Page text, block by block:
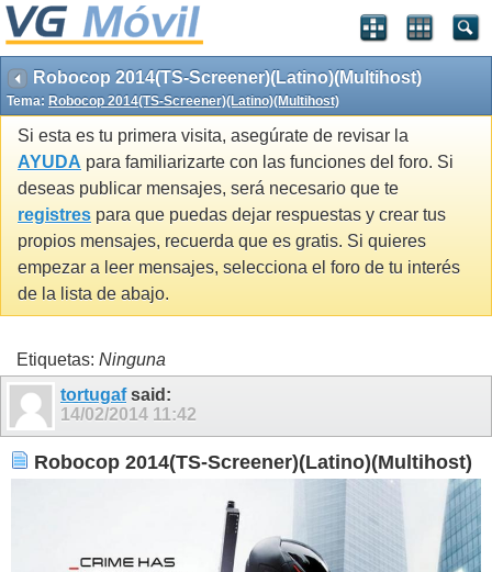
Robocop 2014(TS-Screener)(Latino)(Multihost)
Tema: Robocop 2014(TS-Screener)(Latino)(Multihost)
Si esta es tu primera visita, asegúrate de revisar la
AYUDA para familiarizarte con las funciones del foro. Si
deseas publicar mensajes, será necesario que te
registres para que puedas dejar respuestas y crear tus
propios mensajes, recuerda que es gratis. Si quieres
empezar a leer mensajes, selecciona el foro de tu interés
de la lista de abajo.
Etiquetas: Ninguna
tortugafsaid:
14/02/2014 11:42
Robocop 2014(TS-Screener)(Latino)(Multihost)